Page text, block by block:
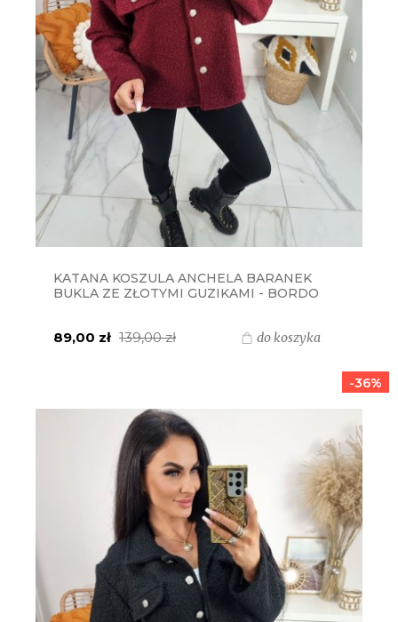
KATANA KOSZULA ANCHELA BARANEK
BUKLA ZE ZŁOTYMI GUZIKAMI - BORDO
89,00 zł 139,00 zł do koszyka
-36%